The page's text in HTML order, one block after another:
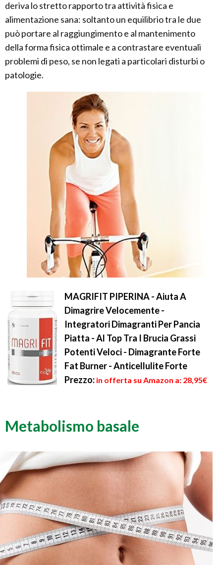
deriva lo stretto rapporto tra attività fisica e
alimentazione sana: soltanto un equilibrio tra le due
può portare al raggiungimento e al mantenimento
della forma fisica ottimale e a contrastare eventuali
problemi di peso, se non legati a particolari disturbi o
patologie.
MAGRIFIT PIPERINA - Aiuta A
Dimagrire Velocemente -
Integratori Dimagranti Per Pancia
Piatta - Al Top Tra I Brucia Grassi
Potenti Veloci - Dimagrante Forte
Fat Burner - Anticellulite Forte
Prezzo: in offerta su Amazon a: 28,95€
Metabolismo basale